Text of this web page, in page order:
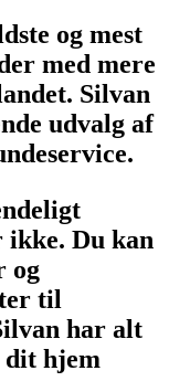
og mest
med mere
Silvan
udvalg af
Du kan
og
til
har alt
dit hjem